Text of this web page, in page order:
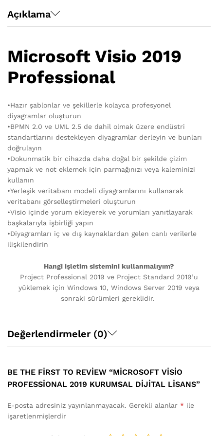
Açıklama
Microsoft Visio 2019
Professional
•Hazır şablonlar ve şekillerle kolayca profesyonel
diyagramlar oluşturun
•BPMN 2.0 ve UML 2.5 de dahil olmak üzere endüstri
standartlarını destekleyen diyagramlar derleyin ve bunları
doğrulayın
•Dokunmatik bir cihazda daha doğal bir şekilde çizim
yapmak ve not eklemek için parmağınızı veya kaleminizi
kullanın
•Yerleşik veritabanı modeli diyagramlarını kullanarak
veritabanı görselleştirmeleri oluşturun
•Visio içinde yorum ekleyerek ve yorumları yanıtlayarak
başkalarıyla işbirliği yapın
•Diyagramları iç ve dış kaynaklardan gelen canlı verilerle
ilişkilendirin
Hangi işletim sistemini kullanmalıyım?
Project Professional 2019 ve Project Standard 2019’u
yüklemek için Windows 10, Windows Server 2019 veya
sonraki sürümleri gereklidir.
Değerlendirmeler (0)
BE THE FIRST TO REVIEW “MICROSOFT VISIO
PROFESSIONAL 2019 KURUMSAL DIJITAL LISANS”
E-posta adresiniz yayınlanmayacak. Gerekli alanlar * ile
işaretlenmişlerdir